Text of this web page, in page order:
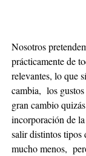
Nosotros
prácticamente de
relevantes, lo que
cambia, los
gran cambio
incorporación de
salir distintos tipos
mucho menos,